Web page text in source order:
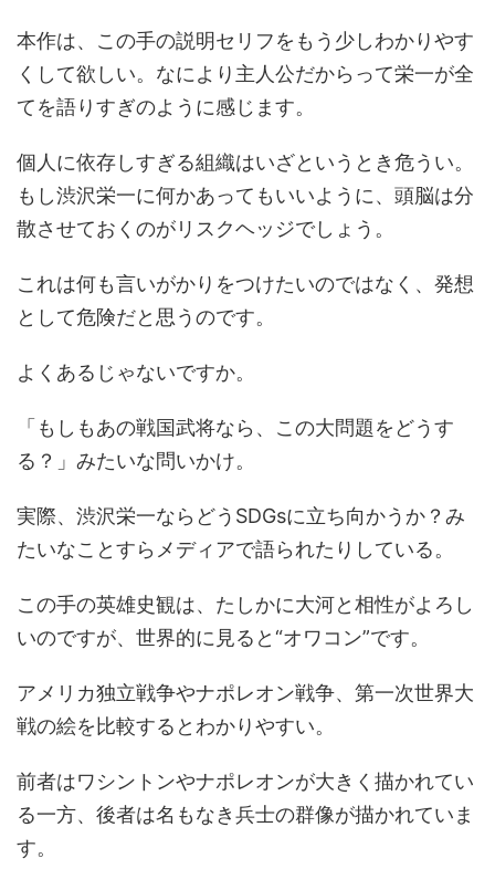
本作は、この手の説明セリフをもう少しわかりやす
くして欲しい。なにより主人公だからって栄一が全
てを語りすぎのように感じます。
個人に依存しすぎる組織はいざというとき危うい。
もし渋沢栄一に何かあってもいいように、頭脳は分
散させておくのがリスクヘッジでしょう。
これは何も言いがかりをつけたいのではなく、発想
として危険だと思うのです。
よくあるじゃないですか。
「もしもあの戦国武将なら、この大問題をどうす
る？」みたいな問いかけ。
実際、渋沢栄一ならどうSDGsに立ち向かうか？み
たいなことすらメディアで語られたりしている。
この手の英雄史観は、たしかに大河と相性がよろし
いのですが、世界的に見ると“オワコン”です。
アメリカ独立戦争やナポレオン戦争、第一次世界大
戦の絵を比較するとわかりやすい。
前者はワシントンやナポレオンが大きく描かれてい
る一方、後者は名もなき兵士の群像が描かれていま
す。